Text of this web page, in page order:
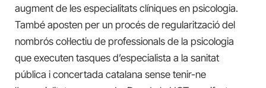
augment de les especialitats clíniques en psicologia.
També aposten per un procés de regularització del
nombrós col·lectiu de professionals de la psicologia
que executen tasques d’especialista a la sanitat
pública i concertada catalana sense tenir-ne